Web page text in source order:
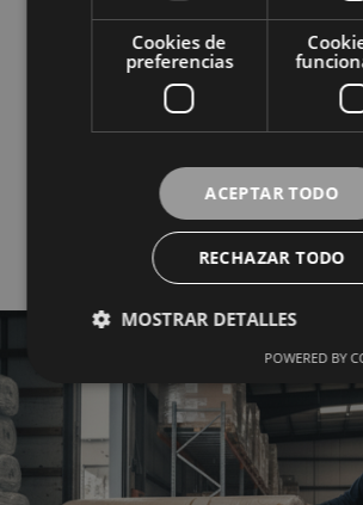
Compra al por
Mayorista del
Cookies de
preferencias
ACEPTAR TODO
RECHAZAR TODO
MOSTRAR DETALLES
POWERED BY